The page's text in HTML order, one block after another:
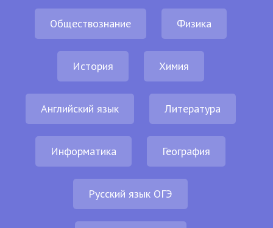
Обществознание Физика
История Химия
Английский язык Литература
Информатика География
Русский язык ОГЭ